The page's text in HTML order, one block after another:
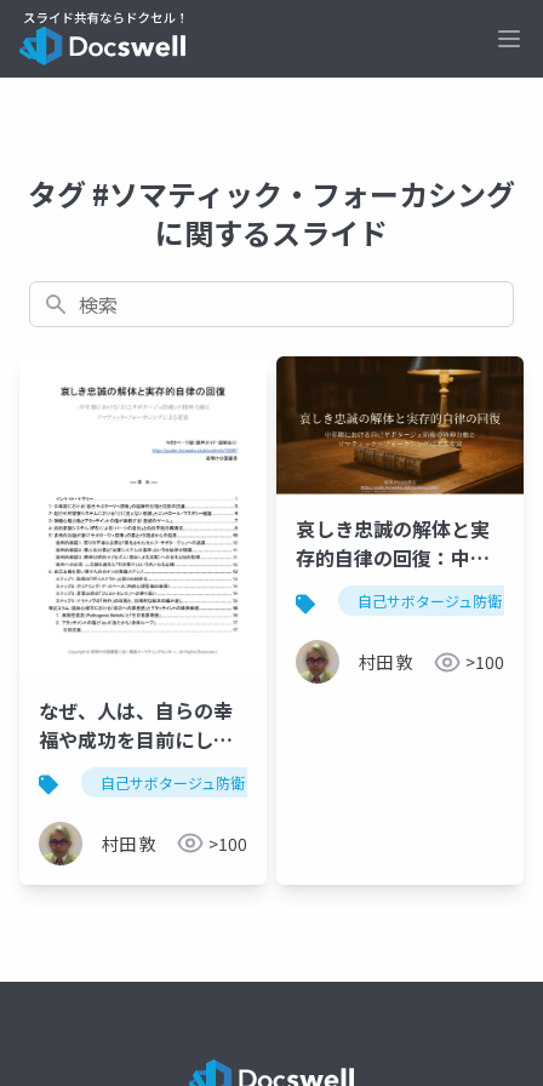
タグ #ソマティック・フォーカシング
に関するスライド
検索
なぜ、人は、自らの幸
福や成功を目前にし
て、それを自ら破壊し
てしまうのか：哀しき
忠誠の解体と実存的自
律の回復
自己サボタージュ防衛
村田 敦 >100
哀しき忠誠の解体と実
存的自律の回復：中年
期における「自己サボ
タージュ防衛」の精神
力動とソマティック・
フォーカシングによる
自己サボタージュ防衛
村田 敦 >100